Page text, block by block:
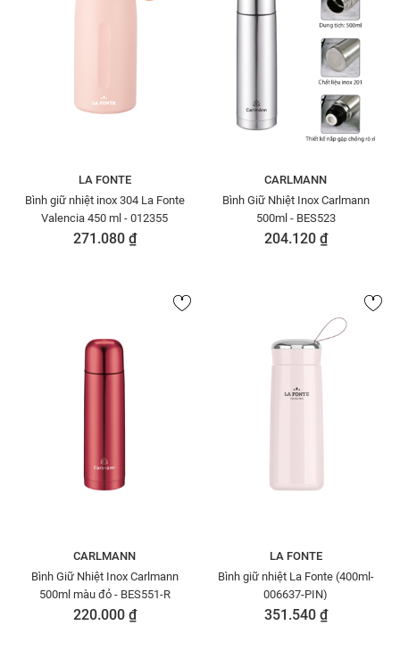
LA FONTE
Bình giữ nhiệt inox 304 La Fonte
Valencia 450 ml - 012355
271.080 ₫
CARLMANN
Bình Giữ Nhiệt Inox Carlmann
500ml - BES523
204.120 ₫
CARLMANN
Bình Giữ Nhiệt Inox Carlmann
500ml màu đỏ - BES551-R
220.000 ₫
LA FONTE
Bình giữ nhiệt La Fonte (400ml-
006637-PIN)
351.540 ₫